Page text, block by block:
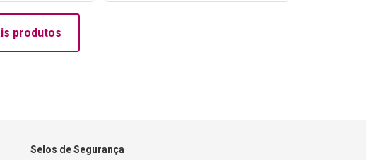
produtos
Selos de Segurança